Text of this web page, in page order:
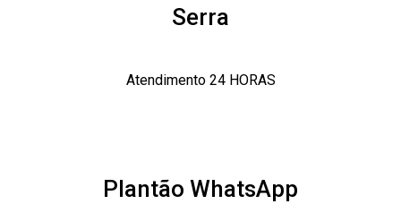
Serra
Atendimento 24 HORAS
Plantão WhatsApp